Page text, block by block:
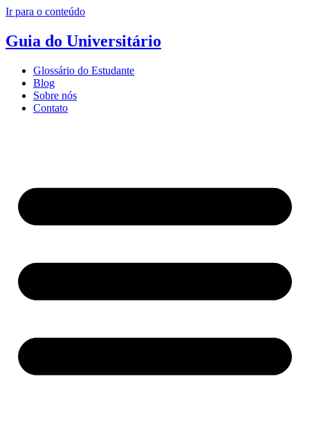
Ir para o conteúdo
Guia do Universitário
Glossário do Estudante
Blog
Sobre nós
Contato